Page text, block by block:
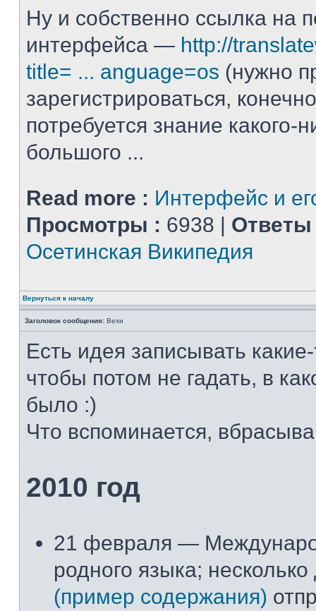
Ну и собственно ссылка на
интерфейса — http://
title= ... anguage=os (нужно
зарегистрироваться,
потребуется знание какого-
большого ...
Read more : Интерфейс и
Просмотры : 6938 | Ответы
Осетинская Википедия
Вернуться к началу
Заголовок сообщения: Вехи
Есть идея записывать
чтобы потом не гадать, в
было :)
Что вспоминается,
2010 год
21 февраля —
родного языка;
(пример содержания)